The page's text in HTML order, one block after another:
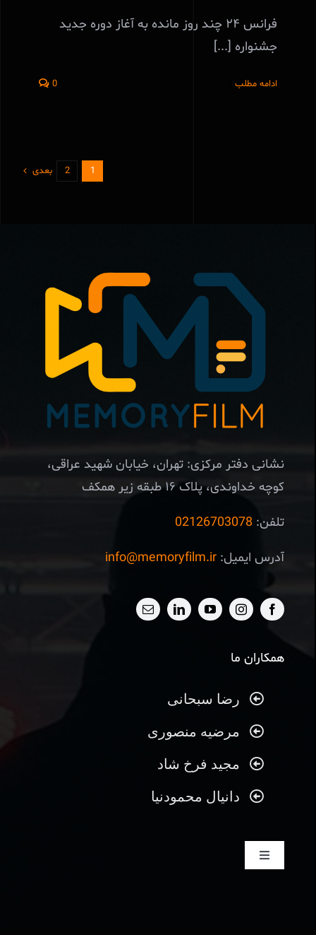
فرانس ۲۴ چند روز مانده به آغاز دوره جدید
جشنواره [...]
ادامه مطلب 0
1
2 بعدی
نشانی دفتر مرکزی: تهران، خیابان شهید عراقی،
کوچه خداوندی، پلاک ۱۶ طبقه زیر همکف
تلفن: 02126703078
آدرس ایمیل: info@memoryfilm.ir
همکاران ما
رضا سبحانی
مرضیه منصوری
مجید فرخ شاد
دانیال محمودنیا
تغییر